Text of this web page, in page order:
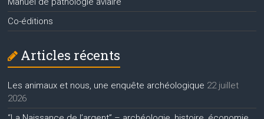
Co-éditions
Articles récents
Les animaux et nous, une enquête archéologique 22 juillet
2026